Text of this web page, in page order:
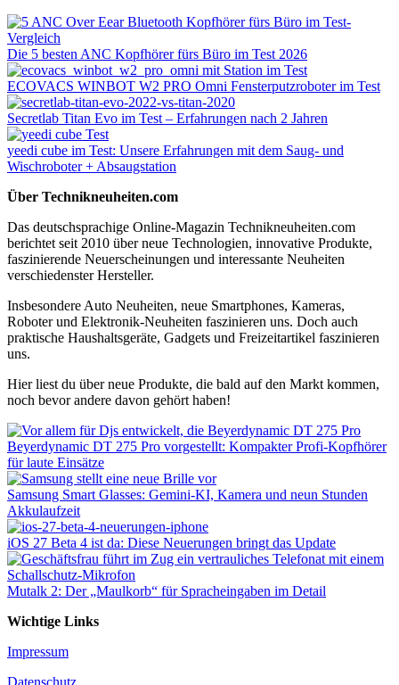
Die 5 besten ANC Kopfhörer fürs Büro im Test 2026
ECOVACS WINBOT W2 PRO Omni Fensterputzroboter im Test
Secretlab Titan Evo im Test – Erfahrungen nach 2 Jahren
yeedi cube im Test: Unsere Erfahrungen mit dem Saug- und
Wischroboter + Absaugstation
Über Technikneuheiten.com
Das deutschsprachige Online-Magazin Technikneuheiten.com
berichtet seit 2010 über neue Technologien, innovative Produkte,
faszinierende Neuerscheinungen und interessante Neuheiten
verschiedenster Hersteller.
Insbesondere Auto Neuheiten, neue Smartphones, Kameras,
Roboter und Elektronik-Neuheiten faszinieren uns. Doch auch
praktische Haushaltsgeräte, Gadgets und Freizeitartikel faszinieren
uns.
Hier liest du über neue Produkte, die bald auf den Markt kommen,
noch bevor andere davon gehört haben!
Beyerdynamic DT 275 Pro vorgestellt: Kompakter Profi-Kopfhörer
für laute Einsätze
Samsung Smart Glasses: Gemini-KI, Kamera und neun Stunden
Akkulaufzeit
iOS 27 Beta 4 ist da: Diese Neuerungen bringt das Update
Mutalk 2: Der „Maulkorb“ für Spracheingaben im Detail
Wichtige Links
Impressum